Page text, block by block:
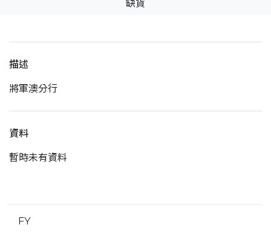
缺貨
描述
將軍澳分行
資料
暫時未有資料
FY